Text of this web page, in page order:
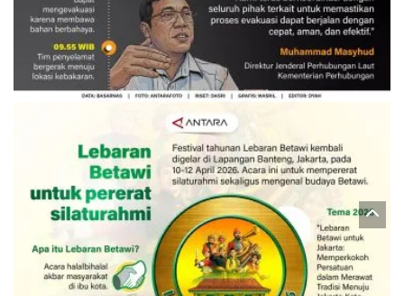
Evakuasi korban kebakaran KM
Mutiara Sentosa 2
3 Agustus 2026